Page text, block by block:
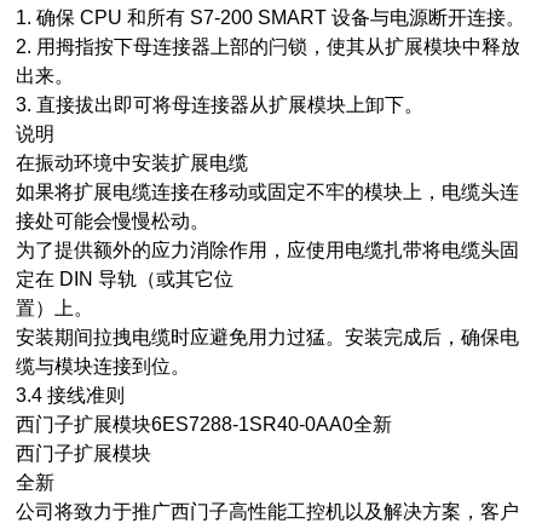
1. 确保 CPU 和所有 S7-200 SMART 设备与电源断开连接。
2. 用拇指按下母连接器上部的闩锁，使其从扩展模块中释放
出来。
3. 直接拔出即可将母连接器从扩展模块上卸下。
说明
在振动环境中安装扩展电缆
如果将扩展电缆连接在移动或固定不牢的模块上，电缆头连
接处可能会慢慢松动。
为了提供额外的应力消除作用，应使用电缆扎带将电缆头固
定在 DIN 导轨（或其它位
置）上。
安装期间拉拽电缆时应避免用力过猛。安装完成后，确保电
缆与模块连接到位。
3.4 接线准则
西门子扩展模块6ES7288-1SR40-0AA0全新
西门子扩展模块
全新
公司将致力于推广西门子高性能工控机以及解决方案，客户